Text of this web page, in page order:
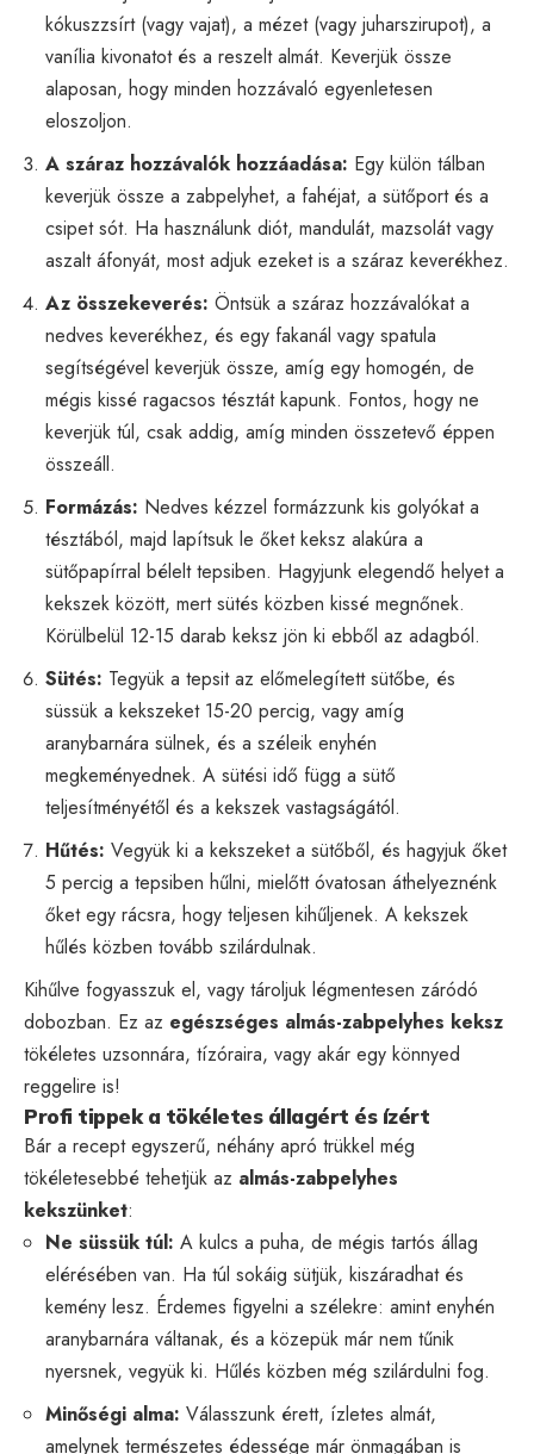
kókuszzsírt (vagy vajat), a mézet (vagy juharszirupot), a
vanília kivonatot és a reszelt almát. Keverjük össze
alaposan, hogy minden hozzávaló egyenletesen
eloszoljon.
A száraz hozzávalók hozzáadása: Egy külön tálban
keverjük össze a zabpelyhet, a fahéjat, a sütőport és a
csipet sót. Ha használunk diót, mandulát, mazsolát vagy
aszalt áfonyát, most adjuk ezeket is a száraz keverékhez.
Az összekeverés: Öntsük a száraz hozzávalókat a
nedves keverékhez, és egy fakanál vagy spatula
segítségével keverjük össze, amíg egy homogén, de
mégis kissé ragacsos tésztát kapunk. Fontos, hogy ne
keverjük túl, csak addig, amíg minden összetevő éppen
összeáll.
Formázás: Nedves kézzel formázzunk kis golyókat a
tésztából, majd lapítsuk le őket keksz alakúra a
sütőpapírral bélelt tepsiben. Hagyjunk elegendő helyet a
kekszek között, mert sütés közben kissé megnőnek.
Körülbelül 12-15 darab keksz jön ki ebből az adagból.
Sütés: Tegyük a tepsit az előmelegített sütőbe, és
süssük a kekszeket 15-20 percig, vagy amíg
aranybarnára sülnek, és a széleik enyhén
megkeményednek. A sütési idő függ a sütő
teljesítményétől és a kekszek vastagságától.
Hűtés: Vegyük ki a kekszeket a sütőből, és hagyjuk őket
5 percig a tepsiben hűlni, mielőtt óvatosan áthelyeznénk
őket egy rácsra, hogy teljesen kihűljenek. A kekszek
hűlés közben tovább szilárdulnak.
Kihűlve fogyasszuk el, vagy tároljuk légmentesen záródó
dobozban. Ez az egészséges almás-zabpelyhes keksz
tökéletes uzsonnára, tízóraira, vagy akár egy könnyed
reggelire is!
Profi tippek a tökéletes állagért és ízért
Bár a recept egyszerű, néhány apró trükkel még
tökéletesebbé tehetjük az almás-zabpelyhes
kekszünket:
Ne süssük túl: A kulcs a puha, de mégis tartós állag
elérésében van. Ha túl sokáig sütjük, kiszáradhat és
kemény lesz. Érdemes figyelni a szélekre: amint enyhén
aranybarnára váltanak, és a közepük már nem tűnik
nyersnek, vegyük ki. Hűlés közben még szilárdulni fog.
Minőségi alma: Válasszunk érett, ízletes almát,
amelynek természetes édessége már önmagában is